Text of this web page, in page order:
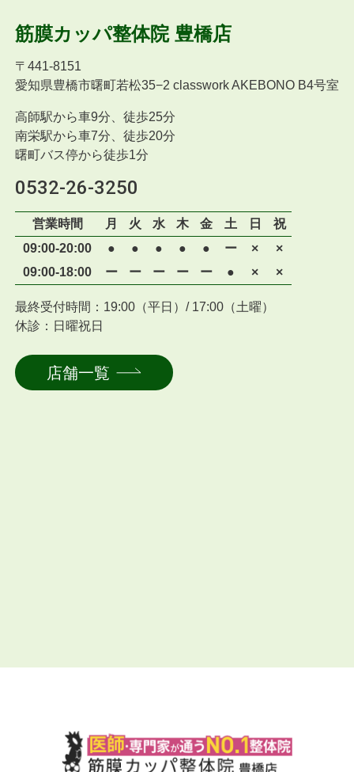
筋膜カッパ整体院 豊橋店
〒 441-8151
愛知県豊橋市曙町若松35−2 classwork AKEBONO B4号室
高師駅から車9分、徒歩25分
南栄駅から車7分、徒歩20分
曙町バス停から徒歩1分
0532-26-3250
営業時間 月 火 水 木 金 土 日
祝
09:00-20:00
● ● ● ● ● ー ×
×
09:00-18:00
ー ー ー ー ー ● × ×
最終受付時間：19:00（平日）/ 17:00（土曜）
休診：日曜祝日
店舗一覧